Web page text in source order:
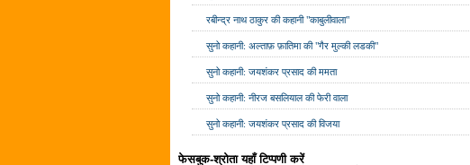
रबीन्द्र नाथ ठाकुर की कहानी "काबुलीवाला"
सुनो कहानी: अल्ताफ़ फ़ातिमा की "गैर मुल्की लडकी"
सुनो कहानी: जयशंकर प्रसाद की ममता
सुनो कहानी: नीरज बसलियाल की फेरी वाला
सुनो कहानी: जयशंकर प्रसाद की विजया
फेसबुक-श्रोता यहाँ टिप्पणी करें